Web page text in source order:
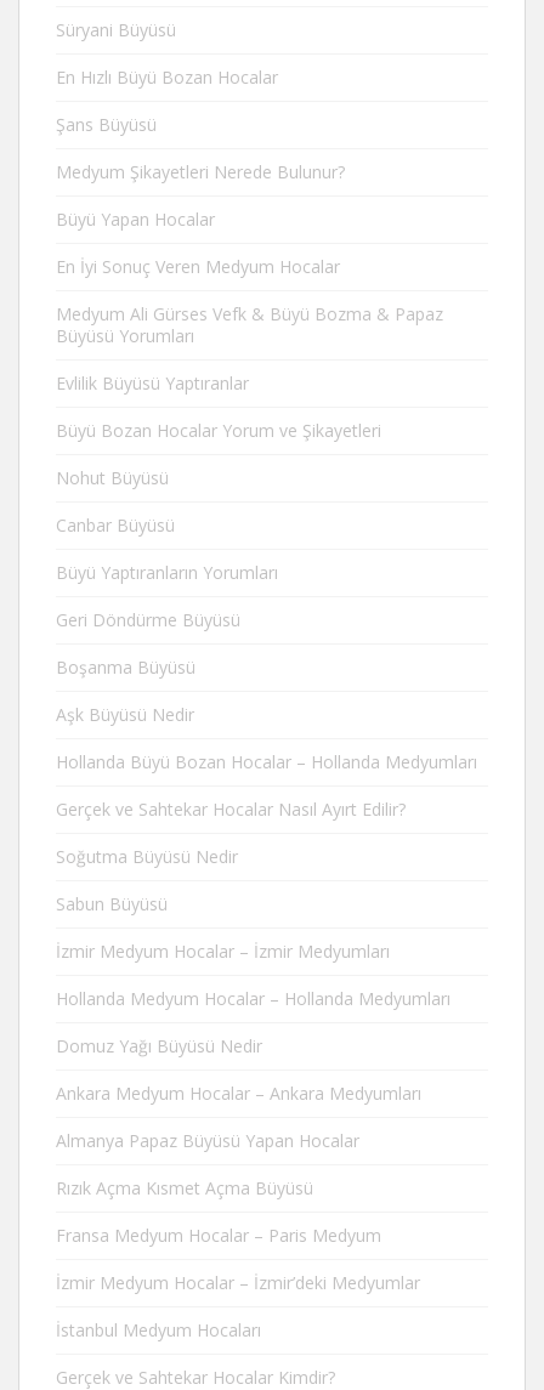
Süryani Büyüsü
En Hızlı Büyü Bozan Hocalar
Şans Büyüsü
Medyum Şikayetleri Nerede Bulunur?
Büyü Yapan Hocalar
En İyi Sonuç Veren Medyum Hocalar
Medyum Ali Gürses Vefk & Büyü Bozma & Papaz
Büyüsü Yorumları
Evlilik Büyüsü Yaptıranlar
Büyü Bozan Hocalar Yorum ve Şikayetleri
Nohut Büyüsü
Canbar Büyüsü
Büyü Yaptıranların Yorumları
Geri Döndürme Büyüsü
Boşanma Büyüsü
Aşk Büyüsü Nedir
Hollanda Büyü Bozan Hocalar – Hollanda Medyumları
Gerçek ve Sahtekar Hocalar Nasıl Ayırt Edilir?
Soğutma Büyüsü Nedir
Sabun Büyüsü
İzmir Medyum Hocalar – İzmir Medyumları
Hollanda Medyum Hocalar – Hollanda Medyumları
Domuz Yağı Büyüsü Nedir
Ankara Medyum Hocalar – Ankara Medyumları
Almanya Papaz Büyüsü Yapan Hocalar
Rızık Açma Kısmet Açma Büyüsü
Fransa Medyum Hocalar – Paris Medyum
İzmir Medyum Hocalar – İzmir’deki Medyumlar
İstanbul Medyum Hocaları
Gerçek ve Sahtekar Hocalar Kimdir?